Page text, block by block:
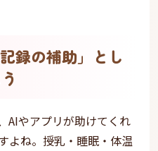
録の補助」とし
AIやアプリが助けてくれ
よね。授乳・睡眠・体温